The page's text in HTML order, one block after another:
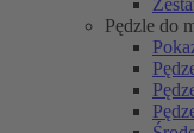
Pędzle do